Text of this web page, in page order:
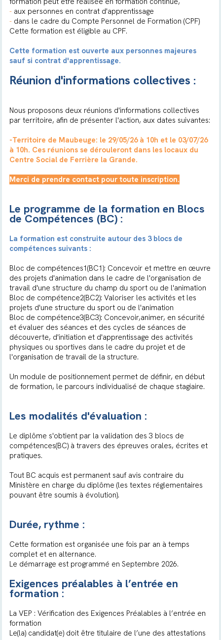
-aux personnes en contrat d'apprentissage
-dans le cadre du Compte Personnel de Formation (CPF)
Cette formation est éligible au CPF.
Cette formation est ouverte aux personnes majeures
sauf si contrat d'apprentissage.
Réunion d'informations collectives :
Nous proposons deux réunions d'informations collectives
par territoire, afin de présenter l'action, aux dates suivantes:
-Territoire de Maubeuge: le 29/05/26 à 10h et le 03/07/26
à 10h. Ces réunions se dérouleront dans les locaux du
Centre Social de Ferrière la Grande.
Merci de prendre contact pour toute inscription.
Le programme de la formation en Blocs
de Compétences (BC) :
La formation est construite autour des 3 blocs de
compétences suivants :
Bloc de compétences1(BC1): Concevoir et mettre en œuvre
des projets d'animation dans le cadre de l'organisation de
travail d'une structure du champ du sport ou de l'animation
Bloc de compétence2(BC2): Valoriser les activités et les
projets d'une structure du sport ou de l'animation
Bloc de compétence3(BC3): Concevoir,animer, en sécurité
et évaluer des séances et des cycles de séances de
découverte, d'initiation et d'apprentissage des activités
physiques ou sportives dans le cadre du projet et de
l'organisation de travail de la structure.
Un module de positionnement permet de définir, en début
de formation, le parcours individualisé de chaque stagiaire.
Les modalités d'évaluation :
Le diplôme s'obtient par la validation des 3 blocs de
compétences(BC) à travers des épreuves orales, écrites et
pratiques.
Tout BC acquis est permanent sauf avis contraire du
Ministère en charge du diplôme (les textes réglementaires
pouvant être soumis à évolution).
Durée, rythme :
Cette formation est organisée une fois par an à temps
complet et en alternance.
Le démarrage est programmé en Septembre 2026.
Exigences préalables à l’entrée en
formation :
La VEP : Vérification des Exigences Préalables à l’entrée en
formation
Le(la) candidat(e) doit être titulaire de l’une des attestations